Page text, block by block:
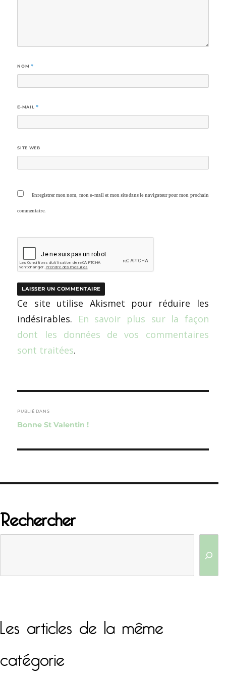
NOM *
E-MAIL *
SITE WEB
Enregistrer mon nom, mon e-mail et mon site dans le navigateur pour mon prochain
commentaire.
Ce site utilise Akismet pour réduire les
indésirables. En savoir plus sur la façon
dont les données de vos commentaires
sont traitées.
de
l’article
PUBLIÉ DANS
Bonne St Valentin !
Rechercher
Les articles de la même
catégorie